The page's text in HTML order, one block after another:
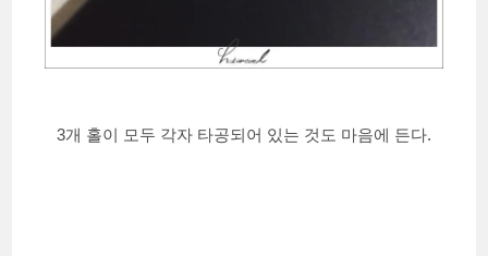
3개 홀이 모두 각자 타공되어 있는 것도 마음에 든다.